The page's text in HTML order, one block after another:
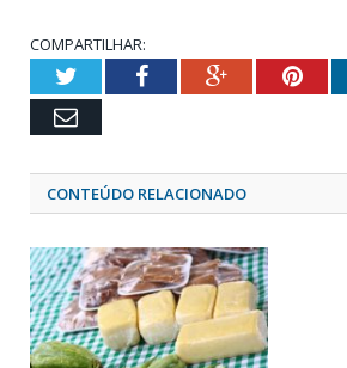
COMPARTILHAR:
TwitterFacebookGoogle+
Email
CONTEÚDO RELACIONADO